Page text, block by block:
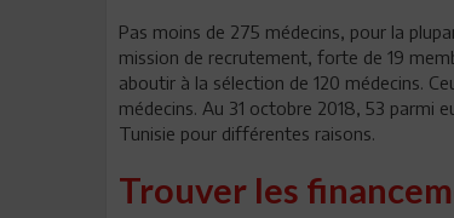
Pas moins de 275 médecins, pour la
mission de recrutement, forte de 19
aboutir à la sélection de 120 médecins.
médecins. Au 31 octobre 2018, 53 parmi
Tunisie pour différentes raisons.
Trouver les